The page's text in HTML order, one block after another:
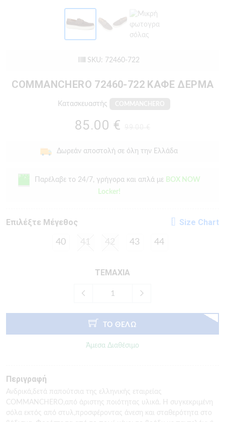
SKU: 72460-722
COMMANCHERO 72460-722 ΚΑΦΕ ΔΕΡΜΑ
Κατασκευαστής
85.00 €
Δωρεάν αποστολή σε όλη την Ελλάδα
Παρέλαβε το 24/7, γρήγορα και απλά με BOX NOW
Locker!
Eπιλέξτε Μέγεθος Size Chart
40 41 42 43 44
ΤΕΜΑΧΙΑ
ΤΟ ΘΕΛΩ
Άμεσα Διαθέσιμο
Περιγραφή
Ανδρικά,δετά παπούτσια της ελληνικής εταιρείας
COMMANCHERO,από άριστης ποιότητας υλικά. Η συγκεκριμένη
σόλα εκτός από στυλ,προσφέροντας άνεση και σταθερότητα στο